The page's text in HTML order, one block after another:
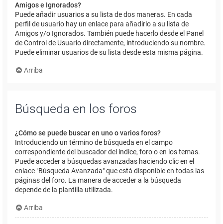
Amigos e Ignorados?
Puede añadir usuarios a su lista de dos maneras. En cada
perfil de usuario hay un enlace para añadirlo a su lista de
Amigos y/o Ignorados. También puede hacerlo desde el Panel
de Control de Usuario directamente, introduciendo su nombre.
Puede eliminar usuarios de su lista desde esta misma página.
Arriba
Búsqueda en los foros
¿Cómo se puede buscar en uno o varios foros?
Introduciendo un término de búsqueda en el campo
correspondiente del buscador del índice, foro o en los temas.
Puede acceder a búsquedas avanzadas haciendo clic en el
enlace "Búsqueda Avanzada" que está disponible en todas las
páginas del foro. La manera de acceder a la búsqueda
depende de la plantilla utilizada.
Arriba